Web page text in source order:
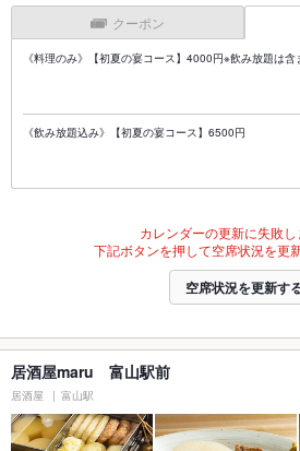
クーポン
《料理のみ》【初夏の宴コース】4000円※飲み放題は含
《飲み放題込み》【初夏の宴コース】6500円
カレンダーの更新に失敗し
下記ボタンを押して空席状況を更
空席状況を更新す
居酒屋maru 富山駅前
居酒屋 富山駅